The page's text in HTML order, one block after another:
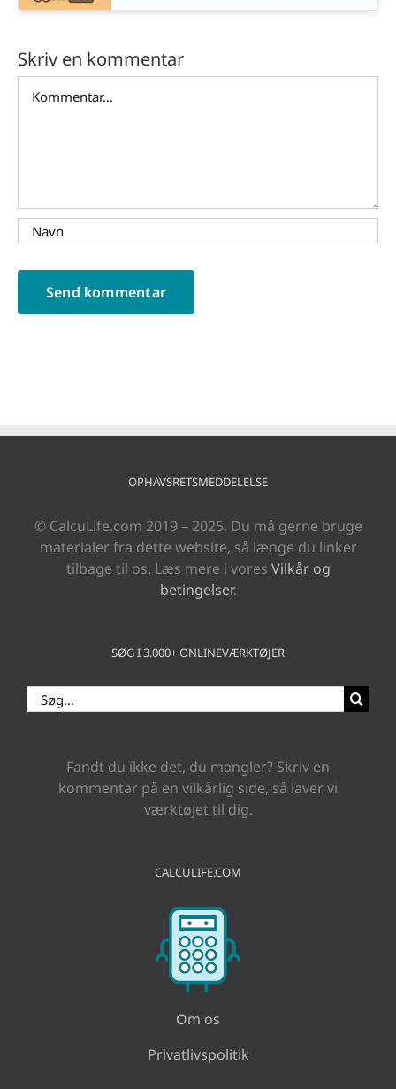
Skriv en kommentar
OPHAVSRETSMEDDELELSE
© CalcuLife.com 2019 – 2025. Du må gerne bruge
materialer fra dette website, så længe du linker
tilbage til os. Læs mere i vores Vilkår og
betingelser.
SØG I 3.000+ ONLINEVÆRKTØJER
Søg
efter:
Fandt du ikke det, du mangler? Skriv en
kommentar på en vilkårlig side, så laver vi
værktøjet til dig.
CALCULIFE.COM
Om os
Privatlivspolitik